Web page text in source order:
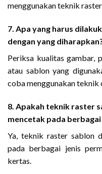
menggunakan teknik
7. Apa yang harus
dengan yang
Periksa kualitas gambar,
atau sablon yang
coba menggunakan teknik
8. Apakah teknik raster
mencetak pada
Ya, teknik raster sablon
pada berbagai jenis
kertas.